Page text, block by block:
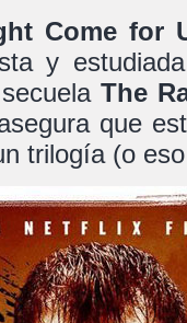
Come for
y
The
que
trilogía (o